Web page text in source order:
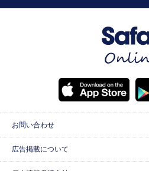
お問い合わせ
広告掲載について